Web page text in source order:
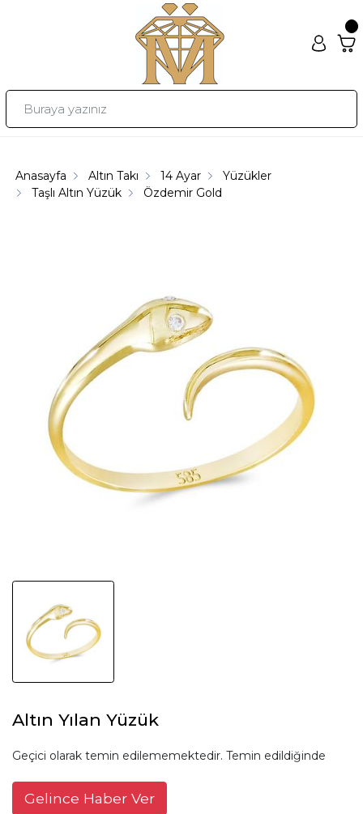
Anasayfa Altın Takı 14 Ayar
Yüzükler
Taşlı Altın Yüzük
Özdemir Gold
Altın Yılan Yüzük
Geçici olarak temin edilememektedir. Temin edildiğinde
Gelince Haber Ver